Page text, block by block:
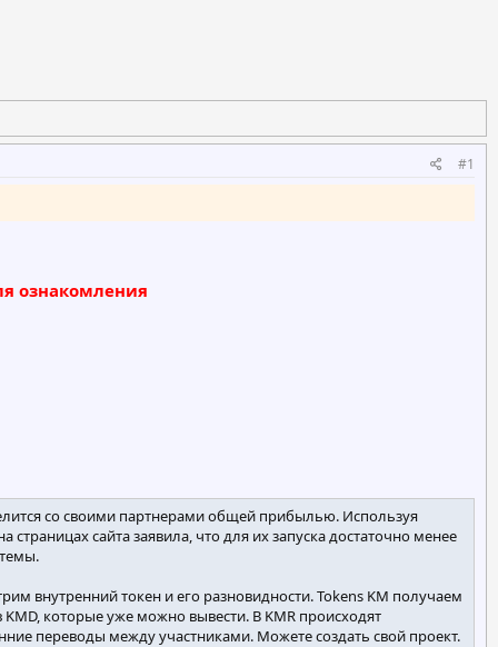
#1
ознакомления
со своими партнерами общей прибылью. Используя
сайта заявила, что для их запуска достаточно менее
внутренний токен и его разновидности. Tokens KM получаем
которые уже можно вывести. В KMR происходят
переводы между участниками. Можете создать свой проект.